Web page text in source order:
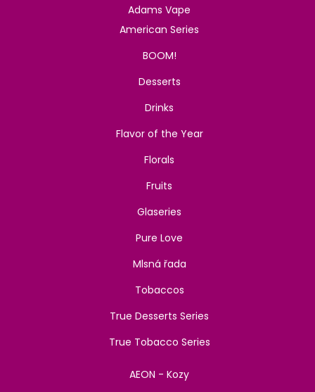
Adams Vape
American Series
BOOM!
Desserts
Drinks
Flavor of the Year
Florals
Fruits
Glaseries
Pure Love
Mlsná řada
Tobaccos
True Desserts Series
True Tobacco Series
AEON - Kozy